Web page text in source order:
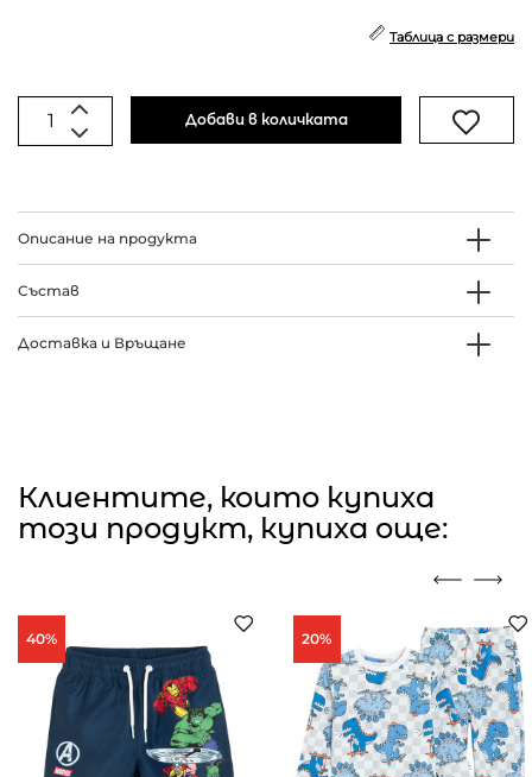
Таблица с размери
Добави в количката
Описание на продукта
Състав
Доставка и Връщане
Клиентите, които купиха
този продукт, купиха още:
40% 20%